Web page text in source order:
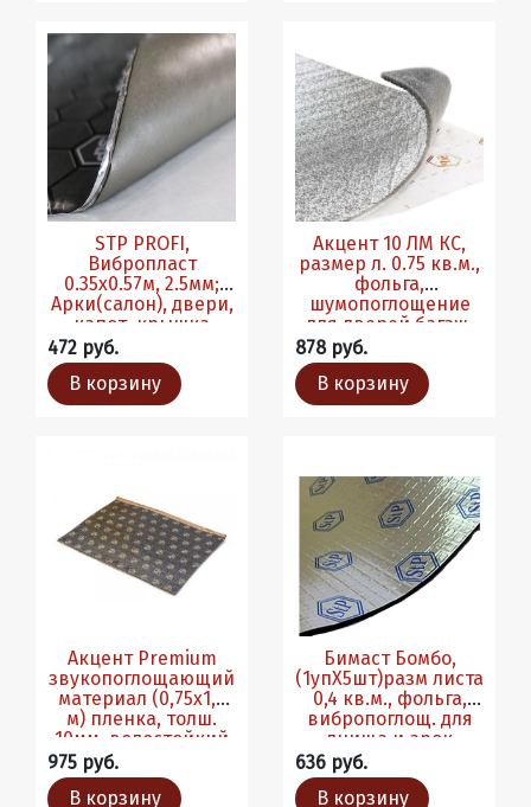
STP PROFI,
Вибропласт
0.35х0.57м, 2.5мм;
Арки(салон), двери,
капот, крышка
багажника
(1уп/15шт)
472 руб.
В корзину
Акцент 10 ЛМ КС,
размер л. 0.75 кв.м.,
фольга,
шумопоглощение
для дверей багаж.
потолка (1упХ10шт)
878 руб.
В корзину
Акцент Premium
звукопоглощающий
материал (0,75х1,0
м) пленка, толш.
10мм, водостойкий
(1упХ5шт)
975 руб.
В корзину
Бимаст Бомбо,
(1упХ5шт)разм листа
0,4 кв.м., фольга,
вибропоглощ. для
днища и арок
636 руб.
В корзину